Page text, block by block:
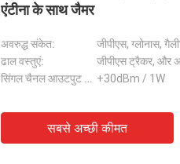
एंटीना के साथ जैमर
अवरुद्ध संकेत:
जीपीएस, ग्लोनास,
ढाल वस्तुएं:
जीपीएस ट्रैकर, और
सिंगल चैनल आउटपुट पावर: +30dBm / 1W
सबसे अच्छी कीमत